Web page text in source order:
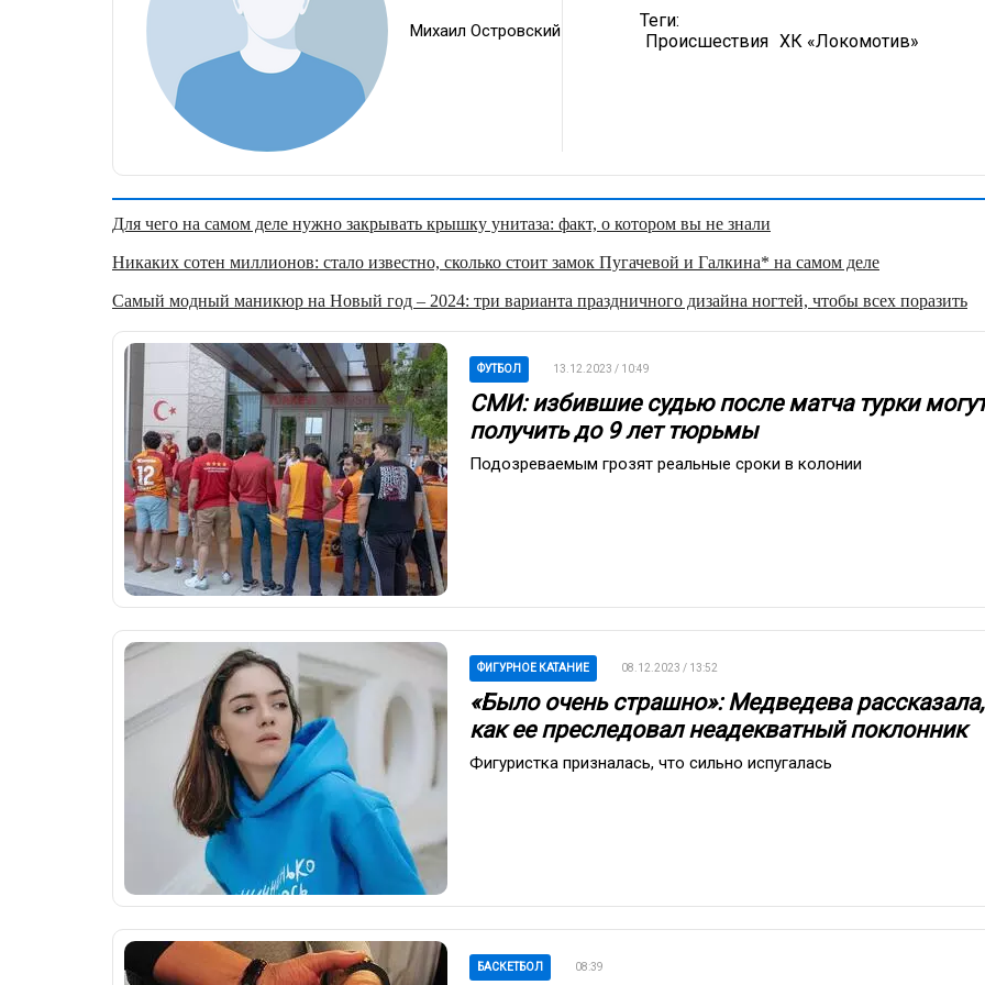
Михаил Островский
Теги:
Происшествия ХК «Локомотив»
Для чего на самом деле нужно закрывать крышку унитаза: факт, о котором вы не знали
Никаких сотен миллионов: стало известно, сколько стоит замок Пугачевой и Галкина* на самом деле
Самый модный маникюр на Новый год – 2024: три варианта праздничного дизайна ногтей, чтобы всех поразить
ФУТБОЛ 13.12.2023 / 10:49
СМИ: избившие судью после матча турки
получить до 9 лет тюрьмы
Подозреваемым грозят реальные сроки в колонии
ФИГУРНОЕ КАТАНИЕ 08.12.2023 / 13:52
«Было очень страшно»: Медведева рассказала,
как ее преследовал неадекватный поклонник
Фигуристка призналась, что сильно испугалась
БАСКЕТБОЛ 08:39